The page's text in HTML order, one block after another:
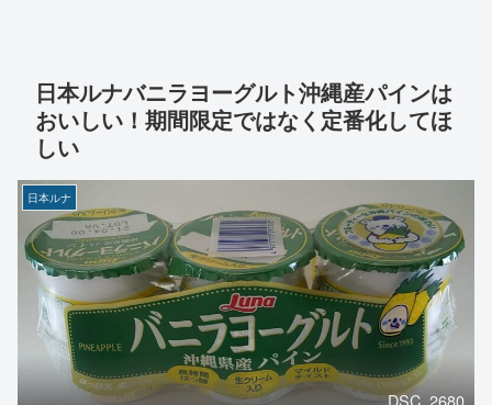
日本ルナバニラヨーグルト沖縄産パインは
おいしい！期間限定ではなく定番化してほ
しい
日本ルナ
DSC_2680